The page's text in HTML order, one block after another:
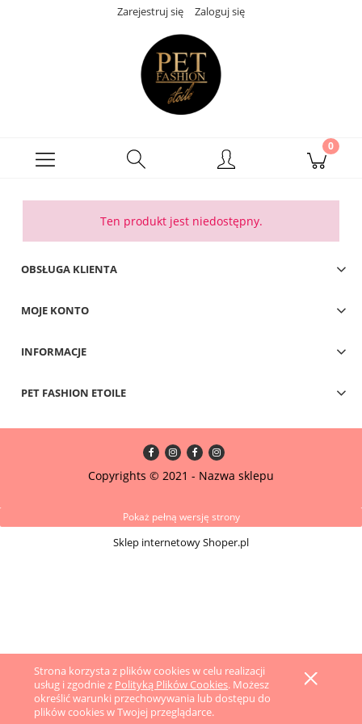
Strona korzysta z plików cookies w celu realizacji
usług i zgodnie z Polityką Plików Cookies. Możesz
określić warunki przechowywania lub dostępu do
plików cookies w Twojej przeglądarce.
Zarejestruj się Zaloguj się
Ten produkt jest niedostępny.
OBSŁUGA KLIENTA
MOJE KONTO
INFORMACJE
PET FASHION ETOILE
Copyrights © 2021 - Nazwa sklepu
Pokaż pełną wersję strony
Sklep internetowy Shoper.pl